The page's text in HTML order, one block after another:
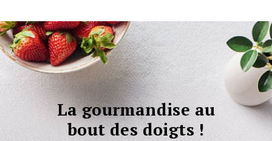
La gourmandise au
bout des doigts !